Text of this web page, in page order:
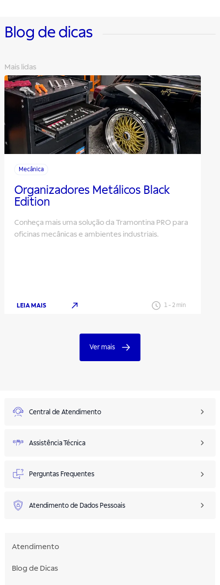
Blog de dicas
Mais lidas
Mecânica
Organizadores Metálicos Black
Edition
Conheça mais uma solução da Tramontina PRO para
oficinas mecânicas e ambientes industriais.
LEIA MAIS 1- 2 min
Ver mais
Central de Atendimento
Assistência Técnica
Perguntas Frequentes
Atendimento de Dados Pessoais
Atendimento
Blog de Dicas